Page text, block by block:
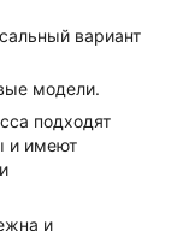
вариант
модели.
подходят
и имеют
и